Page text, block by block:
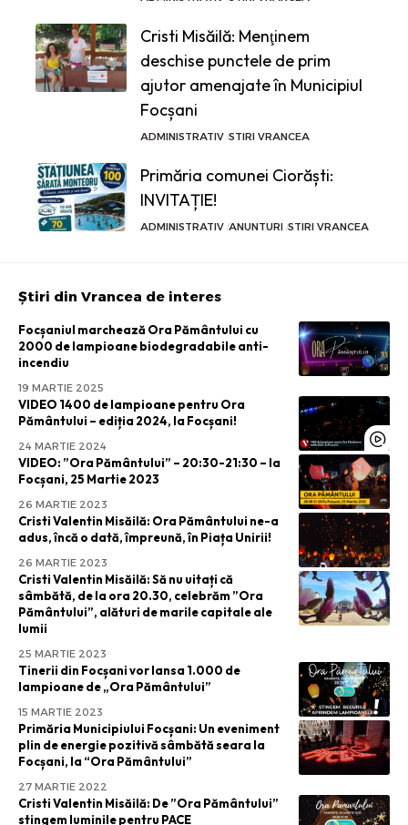
Cristi Misăilă: Menţinem
deschise punctele de prim
ajutor amenajate în Municipiul
Focșani
ADMINISTRATIV STIRI VRANCEA
Primăria comunei Ciorăști:
INVITAȚIE!
ADMINISTRATIV ANUNTURI STIRI VRANCEA
Știri din Vrancea de interes
Focșaniul marchează Ora Pământului cu
2000 de lampioane biodegradabile anti-
incendiu
19 MARTIE 2025
VIDEO 1400 de lampioane pentru Ora
Pământului – ediția 2024, la Focșani!
24 MARTIE 2024
VIDEO: ”Ora Pământului” – 20:30-21:30 – la
Focșani, 25 Martie 2023
26 MARTIE 2023
Cristi Valentin Misăilă: Ora Pământului ne-a
adus, încă o dată, împreună, în Piața Unirii!
26 MARTIE 2023
Cristi Valentin Misăilă: Să nu uitați că
sâmbătă, de la ora 20.30, celebrăm ”Ora
Pământului”, alături de marile capitale ale
lumii
25 MARTIE 2023
Tinerii din Focșani vor lansa 1.000 de
lampioane de „Ora Pământului”
15 MARTIE 2023
Primăria Municipiului Focșani: Un eveniment
plin de energie pozitivă sâmbătă seara la
Focșani, la “Ora Pământului”
27 MARTIE 2022
Cristi Valentin Misăilă: De ”Ora Pământului”
stingem luminile pentru PACE